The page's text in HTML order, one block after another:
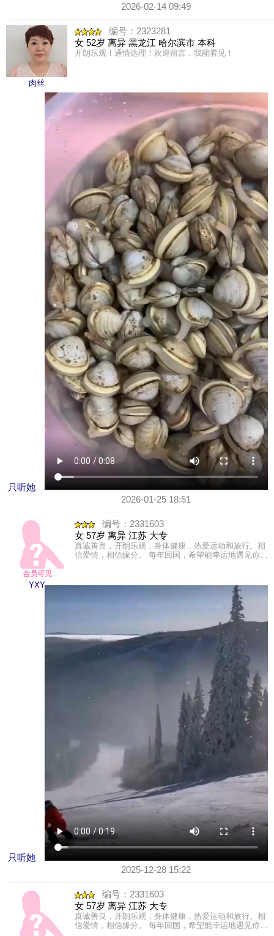
2026-02-14 09:49
肉丝
编号：2323281
女 52岁 离异 黑龙江 哈尔滨市 本科
开朗乐观！通情达理！欢迎留言，我能看见！
只听她
2026-01-25 18:51
YXY
编号：2331603
女 57岁 离异 江苏 大专
真诚善良，开朗乐观，身体健康，热爱运动和旅行。相
信爱情，相信缘分。 每年回国，希望能幸运地遇见你，
只听她
2025-12-28 15:22
编号：2331603
女 57岁 离异 江苏 大专
真诚善良，开朗乐观，身体健康，热爱运动和旅行。相
信爱情，相信缘分。 每年回国，希望能幸运地遇见你，